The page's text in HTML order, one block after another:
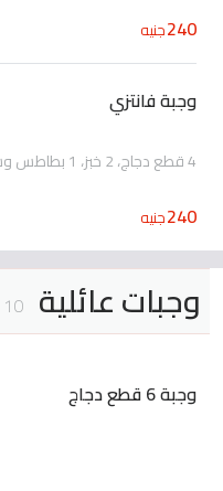
240جنيه
وجبة فانتزي
4 قطع دجاج، 2 خبز، 1 بطاطس وسط
240جنيه
وجبات عائلية 10
وجبة 6 قطع دجاج